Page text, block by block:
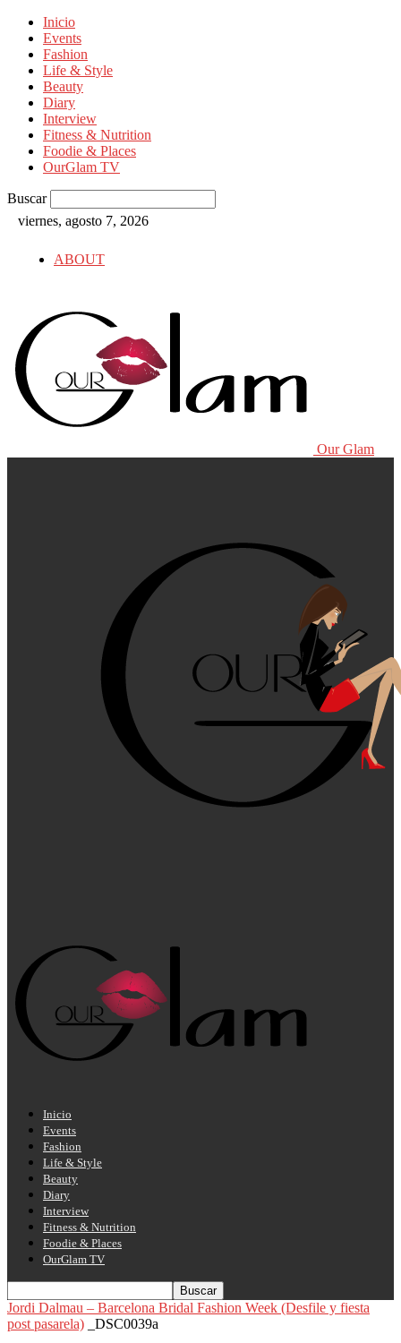
Inicio
Events
Fashion
Life & Style
Beauty
Diary
Interview
Fitness & Nutrition
Foodie & Places
OurGlam TV
Buscar
viernes, agosto 7, 2026
ABOUT
Our Glam
Inicio
Events
Fashion
Life & Style
Beauty
Diary
Interview
Fitness & Nutrition
Foodie & Places
OurGlam TV
Jordi Dalmau – Barcelona Bridal Fashion Week (Desfile y fiesta
post pasarela)
_DSC0039a